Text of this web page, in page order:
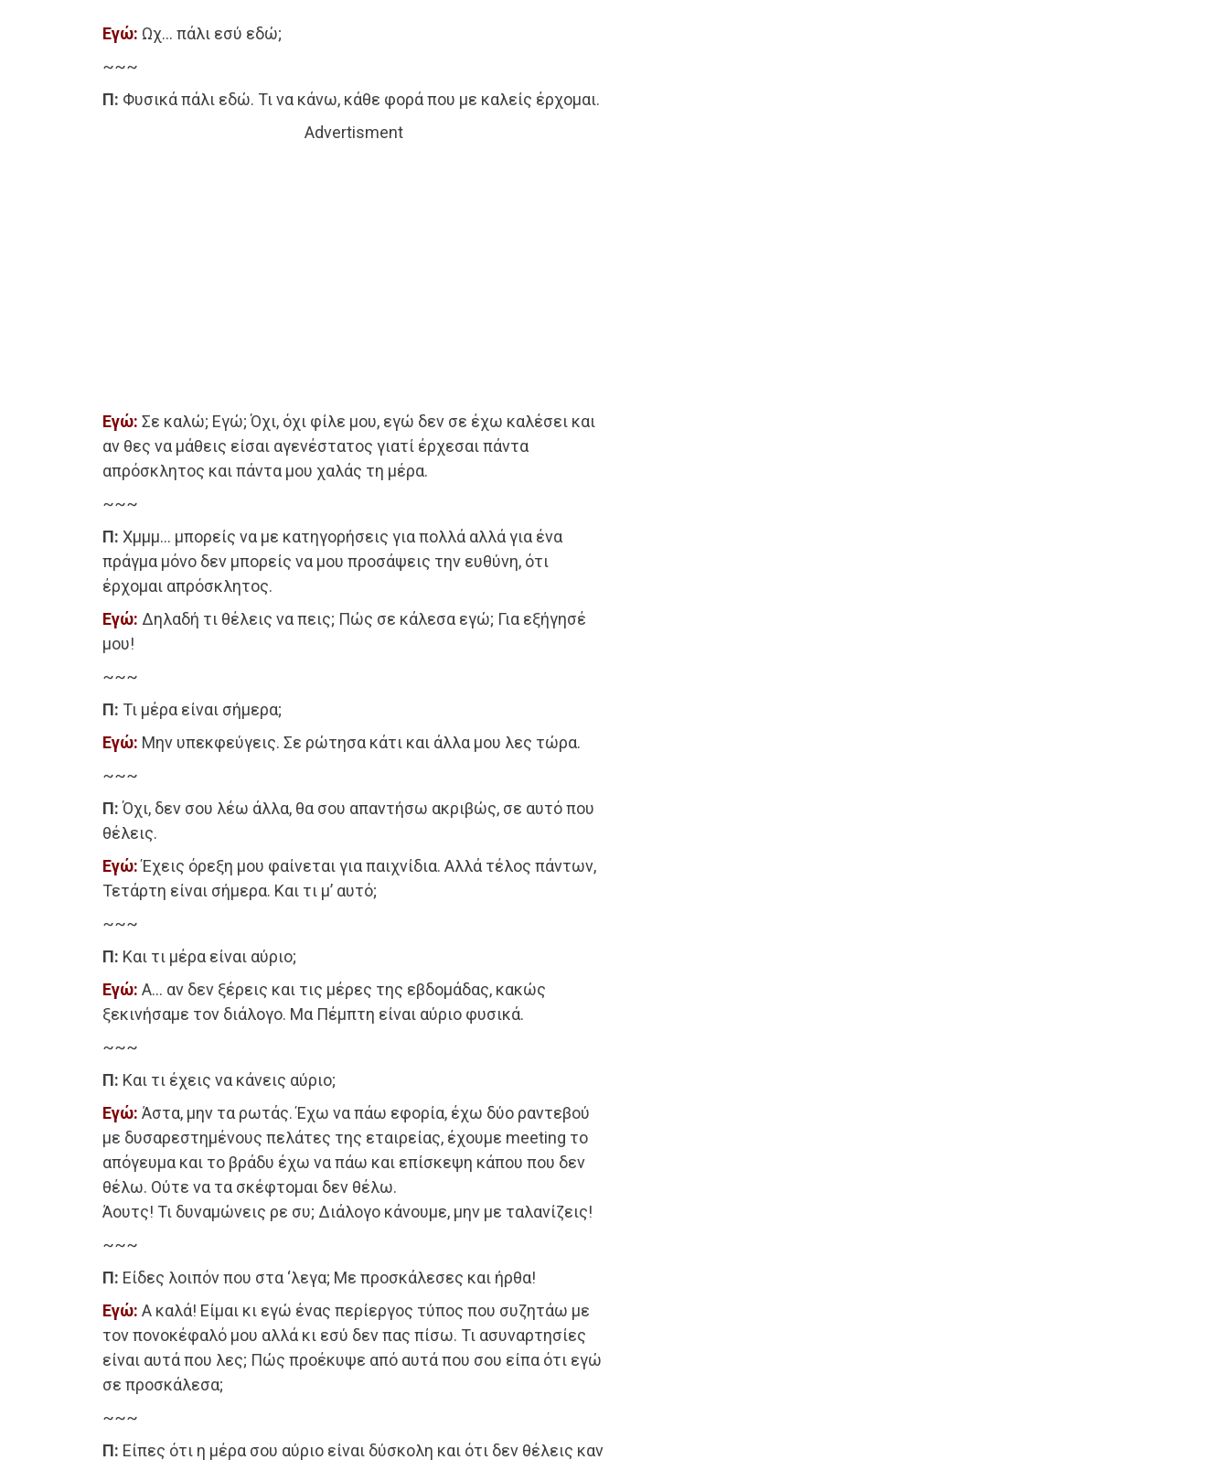
Εγώ: Ωχ… πάλι εσύ εδώ;
~~~
Π: Φυσικά πάλι εδώ. Τι να κάνω, κάθε φορά που με καλείς έρχομαι.
Advertisment
Εγώ: Σε καλώ; Εγώ; Όχι, όχι φίλε μου, εγώ δεν σε έχω καλέσει και
αν θες να μάθεις είσαι αγενέστατος γιατί έρχεσαι πάντα
απρόσκλητος και πάντα μου χαλάς τη μέρα.
~~~
Π: Χμμμ… μπορείς να με κατηγορήσεις για πολλά αλλά για ένα
πράγμα μόνο δεν μπορείς να μου προσάψεις την ευθύνη, ότι
έρχομαι απρόσκλητος.
Εγώ: Δηλαδή τι θέλεις να πεις; Πώς σε κάλεσα εγώ; Για εξήγησέ
μου!
~~~
Π: Τι μέρα είναι σήμερα;
Εγώ: Μην υπεκφεύγεις. Σε ρώτησα κάτι και άλλα μου λες τώρα.
~~~
Π:Όχι, δεν σου λέω άλλα, θα σου απαντήσω ακριβώς, σε αυτό που
θέλεις.
Εγώ: Έχεις όρεξη μου φαίνεται για παιχνίδια. Αλλά τέλος πάντων,
Τετάρτη είναι σήμερα. Και τι μ’ αυτό;
~~~
Π: Και τι μέρα είναι αύριο;
Εγώ: Α… αν δεν ξέρεις και τις μέρες της εβδομάδας, κακώς
ξεκινήσαμε τον διάλογο. Μα Πέμπτη είναι αύριο φυσικά.
~~~
Π: Και τι έχεις να κάνεις αύριο;
Εγώ: Άστα, μην τα ρωτάς. Έχω να πάω εφορία, έχω δύο ραντεβού
με δυσαρεστημένους πελάτες της εταιρείας, έχουμε meeting το
απόγευμα και το βράδυ έχω να πάω και επίσκεψη κάπου που δεν
θέλω. Ούτε να τα σκέφτομαι δεν θέλω.
Άουτς! Τι δυναμώνεις ρε συ; Διάλογο κάνουμε, μην με ταλανίζεις!
~~~
Π: Είδες λοιπόν που στα ‘λεγα; Με προσκάλεσες και ήρθα!
Εγώ: Α καλά! Είμαι κι εγώ ένας περίεργος τύπος που συζητάω με
τον πονοκέφαλό μου αλλά κι εσύ δεν πας πίσω. Τι ασυναρτησίες
είναι αυτά που λες; Πώς προέκυψε από αυτά που σου είπα ότι εγώ
σε προσκάλεσα;
~~~
Π: Είπες ότι η μέρα σου αύριο είναι δύσκολη και ότι δεν θέλεις καν